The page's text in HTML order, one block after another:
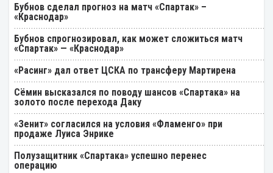
Бубнов сделал прогноз на матч «Спартак» –
«Краснодар»
Бубнов спрогнозировал, как может сложиться матч
«Спартак» — «Краснодар»
«Расинг» дал ответ ЦСКА по трансферу Мартирена
Cёмин высказался по поводу шансов «Спартака» на
золото после перехода Даку
«Зенит» согласился на условия «Фламенго» при
продаже Луиса Энрике
Полузащитник «Спартака» успешно перенес
операцию